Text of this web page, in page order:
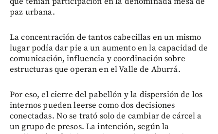
paz urbana.
La concentración de tantos cabecillas en un mismo
lugar podía dar pie a un aumento en la capacidad de
comunicación, influencia y coordinación sobre
estructuras que operan en el Valle de Aburrá.
Por eso, el cierre del pabellón y la dispersión de los
internos pueden leerse como dos decisiones
conectadas. No se trató solo de cambiar de cárcel a
un grupo de presos. La intención, según la